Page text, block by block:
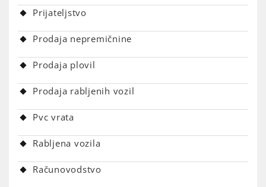
Prijateljstvo
Prodaja nepremičnine
Prodaja plovil
Prodaja rabljenih vozil
Pvc vrata
Rabljena vozila
Računovodstvo